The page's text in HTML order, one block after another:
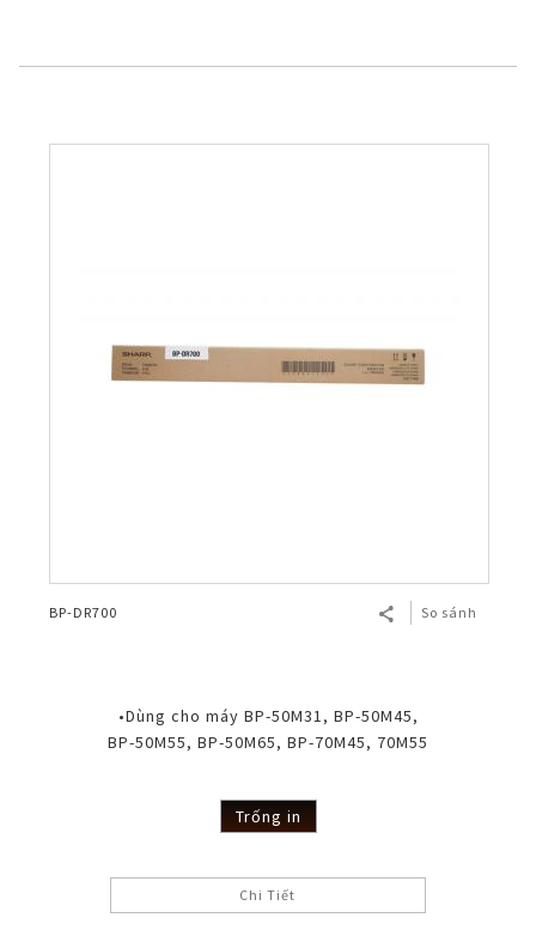
BP-DR700 So sánh
•Dùng cho máy BP-50M31, BP-50M45,
BP-50M55, BP-50M65, BP-70M45, 70M55
Trống in
Chi Tiết